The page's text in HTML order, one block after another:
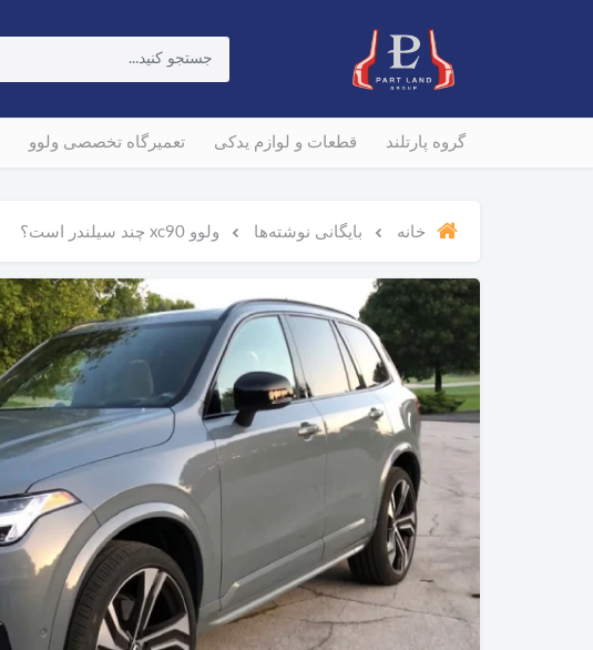
گروه پارتلند قطعات و لوازم یدکی تعمیرگاه تخصصی ولوو
خانه بایگانی نوشته‌ها ولوو xc90 چند سیلندر است؟